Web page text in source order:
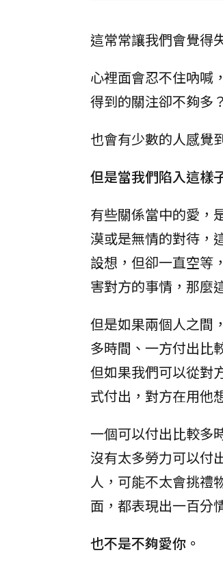
這常常讓我們會覺得
心裡面會忍不住吶喊
得到的關注卻不夠多？
也會有少數的人感覺
但是當我們陷入這樣
有些關係當中的愛，
漠或是無情的對待，
設想，但卻一直空等
害對方的事情，那麼
但是如果兩個人之間
多時間、一方付出比
但如果我們可以從對
式付出，對方在用他
一個可以付出比較多
沒有太多勞力可以付
人，可能不太會挑禮
面，都表現出一百分
也不是不夠愛你。